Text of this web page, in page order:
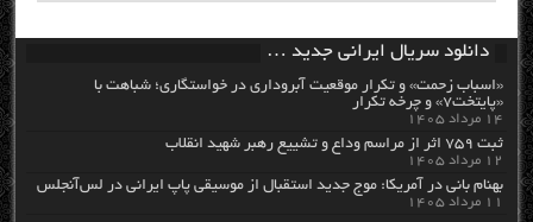
دانلود سریال ایرانی جدید …
«اسباب زحمت» و تکرار موقعیت آبروداری در خواستگاری؛ شباهت با
«پایتخت۷» و چرخه تکرار
۱۴ مرداد ۱۴۰۵
ثبت ۷۵۹ اثر از مراسم وداع و تشییع رهبر شهید انقلاب
۱۲ مرداد ۱۴۰۵
بهنام بانی در آمریکا: موج جدید استقبال از موسیقی پاپ ایرانی در لس‌آنجلس
۱۱ مرداد ۱۴۰۵